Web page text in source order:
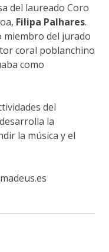
del laureado Coro
Filipa Palhares.
miembro del jurado
coral poblanchino
como
del
la
la música y el